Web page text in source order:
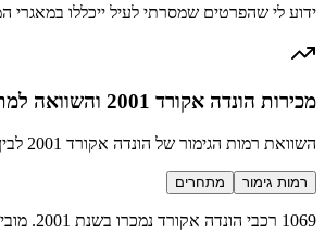
ידוע לי שהפרטים שמסרתי לעיל ייכללו במאגרי
מכירות הונדה אקורד 2001 והשוואה למתחרים
השוואת רמות הגימור של הונדה אקורד 2001 לבין המתחרים הבולטים בקטגוריה מנהלים
רמות גימור מתחרים
1069 רכבי הונדה אקורד נמכרו בשנת 2001. מובילי המכירות הם: LS 1.9 ליטר (384 מכירות), EX 2.0 ליטר (262 מכירות), ES 1.9 ליטר (207 מכירות), LX 2.0 ליטר (140 מכירות) ועוד 4 רמות גימור נוספות.